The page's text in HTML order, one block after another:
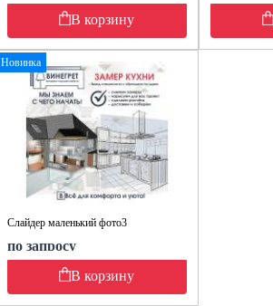
В корзину
Новинка
Слайдер маленький фото3
по запросу
В корзину